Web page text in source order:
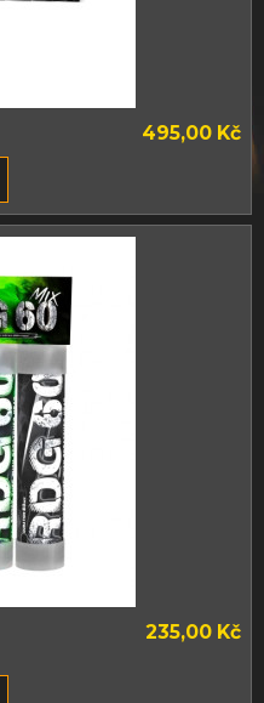
495,00 Kč
235,00 Kč